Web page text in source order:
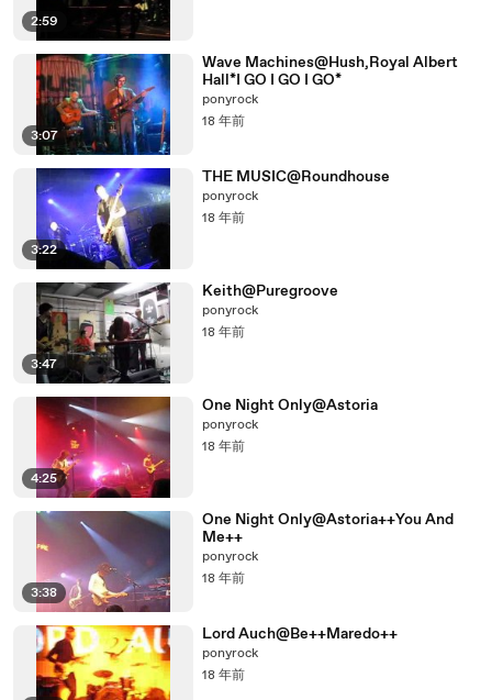
2:59
3:07
Wave Machines@Hush,Royal Albert
Hall*I GO I GO I GO*
ponyrock
18 年前
3:22
THE MUSIC@Roundhouse
ponyrock
18 年前
3:47
Keith@Puregroove
ponyrock
18 年前
4:25
One Night Only@Astoria
ponyrock
18 年前
3:38
One Night Only@Astoria++You And
Me++
ponyrock
18 年前
Lord Auch@Be++Maredo++
ponyrock
18 年前